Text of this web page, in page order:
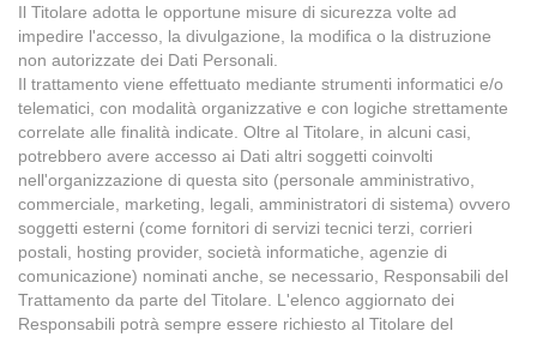
Il Titolare adotta le opportune misure di sicurezza volte ad
impedire l'accesso, la divulgazione, la modifica o la distruzione
non autorizzate dei Dati Personali.
Il trattamento viene effettuato mediante strumenti informatici e/o
telematici, con modalità organizzative e con logiche strettamente
correlate alle finalità indicate. Oltre al Titolare, in alcuni casi,
potrebbero avere accesso ai Dati altri soggetti coinvolti
nell'organizzazione di questa sito (personale amministrativo,
commerciale, marketing, legali, amministratori di sistema) ovvero
soggetti esterni (come fornitori di servizi tecnici terzi, corrieri
postali, hosting provider, società informatiche, agenzie di
comunicazione) nominati anche, se necessario, Responsabili del
Trattamento da parte del Titolare. L'elenco aggiornato dei
Responsabili potrà sempre essere richiesto al Titolare del